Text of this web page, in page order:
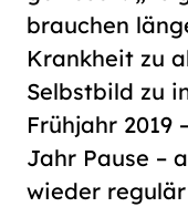
brauchen
Krankheit zu
Selbstbild zu
Frühjahr 2019
Jahr Pause –
wieder